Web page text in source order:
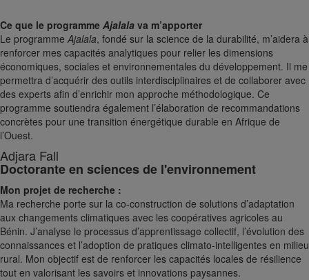
Ce que le programme Ajalala va m’apporter
Le programme Ajalala, fondé sur la science de la durabilité, m’aidera à
renforcer mes capacités analytiques pour relier les dimensions
économiques, sociales et environnementales du développement. Il me
permettra d’acquérir des outils interdisciplinaires et de collaborer avec
des experts afin d’enrichir mon approche méthodologique. Ce
programme soutiendra également l’élaboration de recommandations
concrètes pour une transition énergétique durable en Afrique de
l’Ouest.
Adjara Fall
Doctorante en sciences de l'environnement
Mon projet de recherche :
Ma recherche porte sur la co-construction de solutions d’adaptation
aux changements climatiques avec les coopératives agricoles au
Bénin. J’analyse le processus d’apprentissage collectif, l’évolution des
connaissances et l’adoption de pratiques climato-intelligentes en milieu
rural. Mon objectif est de renforcer les capacités locales de résilience
tout en valorisant les savoirs et innovations paysannes.